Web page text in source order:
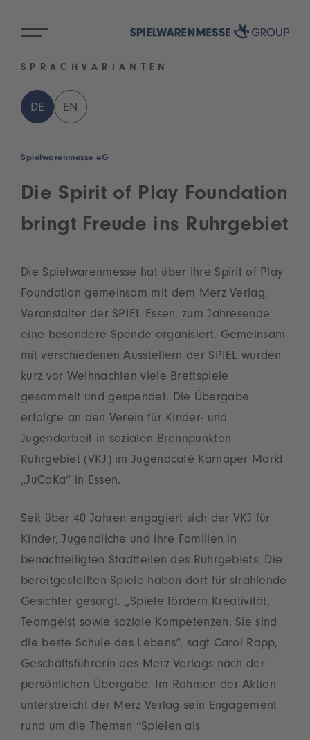
SPRACHVARIANTEN
DE EN
Spielwarenmesse eG
Die Spirit of Play Foundation
bringt Freude ins Ruhrgebiet
Die Spielwarenmesse hat über ihre Spirit of Play
Foundation gemeinsam mit dem Merz Verlag,
Veranstalter der SPIEL Essen, zum Jahresende
eine besondere Spende organisiert. Gemeinsam
mit verschiedenen Ausstellern der SPIEL wurden
kurz vor Weihnachten viele Brettspiele
gesammelt und gespendet. Die Übergabe
erfolgte an den Verein für Kinder- und
Jugendarbeit in sozialen Brennpunkten
Ruhrgebiet (VKJ) im Jugendcafé Karnaper Markt
„JuCaKa“ in Essen.
Seit über 40 Jahren engagiert sich der VKJ für
Kinder, Jugendliche und ihre Familien in
benachteiligten Stadtteilen des Ruhrgebiets. Die
bereitgestellten Spiele haben dort für strahlende
Gesichter gesorgt. „Spiele fördern Kreativität,
Teamgeist sowie soziale Kompetenzen. Sie sind
die beste Schule des Lebens“, sagt Carol Rapp,
Geschäftsführerin des Merz Verlags nach der
persönlichen Übergabe. Im Rahmen der Aktion
unterstreicht der Merz Verlag sein Engagement
rund um die Themen “Spielen als